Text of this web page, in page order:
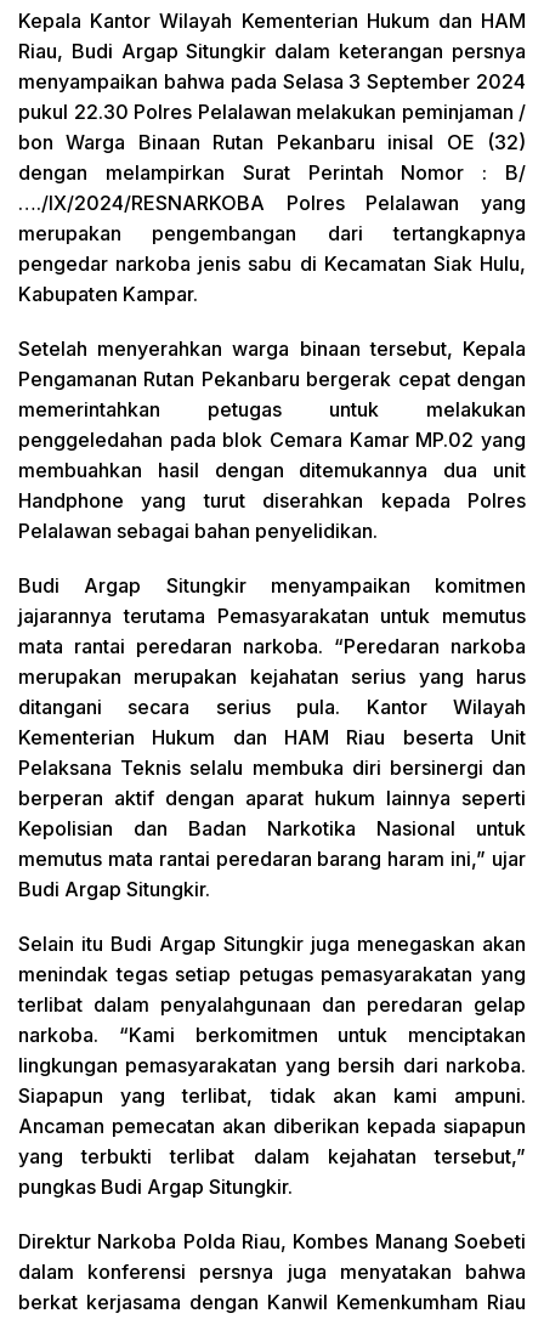
Kepala Kantor Wilayah Kementerian Hukum dan HAM
Riau, Budi Argap Situngkir dalam keterangan persnya
menyampaikan bahwa pada Selasa 3 September 2024
pukul 22.30 Polres Pelalawan melakukan peminjaman /
bon Warga Binaan Rutan Pekanbaru inisal OE (32)
dengan melampirkan Surat Perintah Nomor : B/
…./IX/2024/RESNARKOBA Polres Pelalawan yang
merupakan pengembangan dari tertangkapnya
pengedar narkoba jenis sabu di Kecamatan Siak Hulu,
Kabupaten Kampar.
Setelah menyerahkan warga binaan tersebut, Kepala
Pengamanan Rutan Pekanbaru bergerak cepat dengan
memerintahkan petugas untuk melakukan
penggeledahan pada blok Cemara Kamar MP.02 yang
membuahkan hasil dengan ditemukannya dua unit
Handphone yang turut diserahkan kepada Polres
Pelalawan sebagai bahan penyelidikan.
Budi Argap Situngkir menyampaikan komitmen
jajarannya terutama Pemasyarakatan untuk memutus
mata rantai peredaran narkoba. “Peredaran narkoba
merupakan merupakan kejahatan serius yang harus
ditangani secara serius pula. Kantor Wilayah
Kementerian Hukum dan HAM Riau beserta Unit
Pelaksana Teknis selalu membuka diri bersinergi dan
berperan aktif dengan aparat hukum lainnya seperti
Kepolisian dan Badan Narkotika Nasional untuk
memutus mata rantai peredaran barang haram ini,” ujar
Budi Argap Situngkir.
Selain itu Budi Argap Situngkir juga menegaskan akan
menindak tegas setiap petugas pemasyarakatan yang
terlibat dalam penyalahgunaan dan peredaran gelap
narkoba. “Kami berkomitmen untuk menciptakan
lingkungan pemasyarakatan yang bersih dari narkoba.
Siapapun yang terlibat, tidak akan kami ampuni.
Ancaman pemecatan akan diberikan kepada siapapun
yang terbukti terlibat dalam kejahatan tersebut,”
pungkas Budi Argap Situngkir.
Direktur Narkoba Polda Riau, Kombes Manang Soebeti
dalam konferensi persnya juga menyatakan bahwa
berkat kerjasama dengan Kanwil Kemenkumham Riau